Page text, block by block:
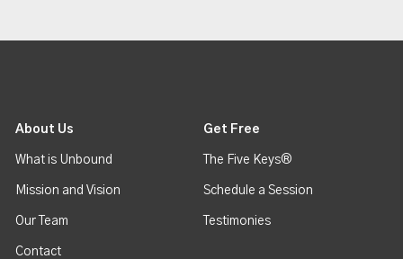
About Us
What is Unbound
Mission and Vision
Our Team
Contact
Get Free
The Five Keys®
Schedule a Session
Testimonies